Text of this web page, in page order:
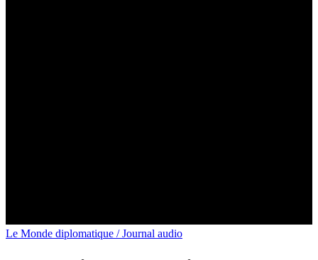
Le Monde diplomatique / Journal audio